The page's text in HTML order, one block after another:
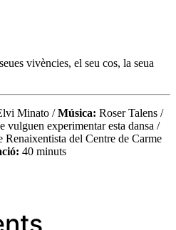
vivències, el seu cos, la seua
Minato /Música: Roser Talens /
vulguen experimentar esta dansa /
Renaixentista del Centre de Carme
40 minuts